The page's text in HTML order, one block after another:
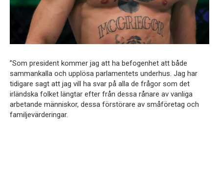
”Som president kommer jag att ha befogenhet att både
sammankalla och upplösa parlamentets underhus. Jag har
tidigare sagt att jag vill ha svar på alla de frågor som det
irländska folket längtar efter från dessa rånare av vanliga
arbetande människor, dessa förstörare av småföretag och
familjevärderingar.